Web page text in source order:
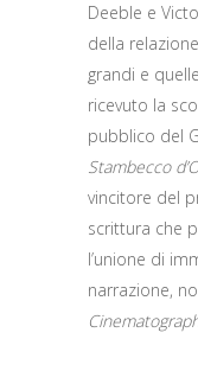
Deeble e
della
grandi e
ricevuto la
pubblico del
Stambecco
vincitore del
scrittura che
l’unione di
narrazione,